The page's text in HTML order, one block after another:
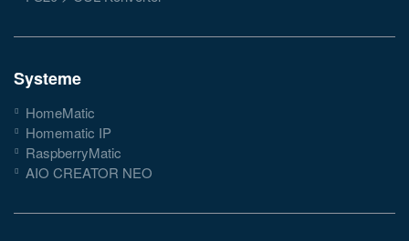
Systeme
HomeMatic
Homematic IP
RaspberryMatic
AIO CREATOR NEO